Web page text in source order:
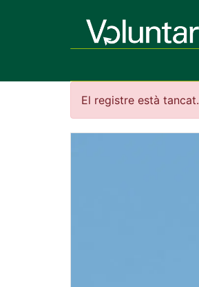
El registre està tancat.